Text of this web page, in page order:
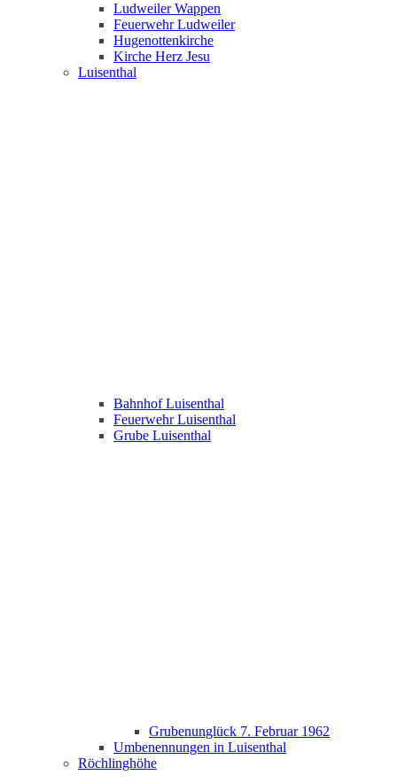
Ludweiler Wappen
Feuerwehr Ludweiler
Hugenottenkirche
Kirche Herz Jesu
Luisenthal
Bahnhof Luisenthal
Feuerwehr Luisenthal
Grube Luisenthal
Grubenunglück 7. Februar 1962
Umbenennungen in Luisenthal
Röchlinghöhe